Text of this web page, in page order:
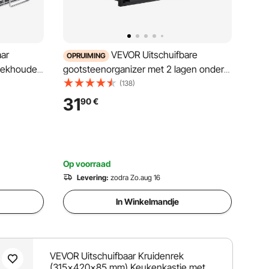
OPRUIMING VEVOR Uitschuifbare
gootsteenorganizer met 2 lagen onder
de gootsteenplank (27 x 36 x 28 cm)
Kruidenrek Keukenplank Uitschuifbaar
opbergrek Organizer 648 x 394 x 330
(138)
3190€
Op voorraad
Levering: zodra Zo.aug 16
In Winkelmandje
VEVOR Uitschuifbaar Kruidenrek